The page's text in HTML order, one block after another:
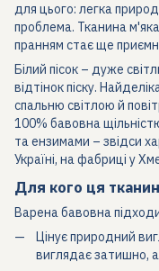
для цього: легка
проблема. Тканина
пранням стає ще
Білий пісок – дуже
відтінок піску.
спальню світлою й
100% бавовна
та ензимами – звідси
Україні, на фабриці у
Для кого ця
Варена бавовна
Цінує природний
виглядає затишно,